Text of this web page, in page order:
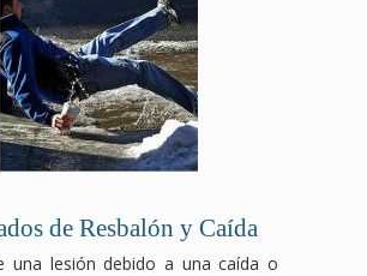
de Resbalón y Caída
una lesión debido a una caída o